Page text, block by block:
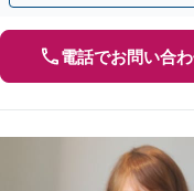
電話でお問い合